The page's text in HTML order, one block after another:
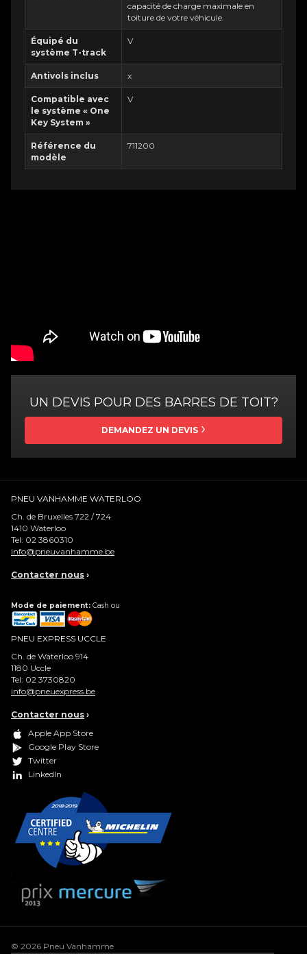
capacité de charge maximale en
toiture de votre véhicule.
Équipé du
système T-track
V
Antivols inclus x
Compatible avec
le système « One
Key System »
V
Référence du
modèle
711200
UN DEVIS POUR DES BARRES DE TOIT?
DEMANDEZ UN DEVIS
PNEU VANHAMME WATERLOO
Ch. de Bruxelles 722 / 724
1410 Waterloo
Tel: 02 3860310
info@pneuvanhamme.be
Contacter nous ›
Mode de paiement: Cash ou
PNEU EXPRESS UCCLE
Ch. de Waterloo 914
1180 Uccle
Tel: 02 3730820
info@pneuexpress.be
Contacter nous ›
Apple App Store
Google Play Store
Twitter
LinkedIn
© 2026 Pneu Vanhamme